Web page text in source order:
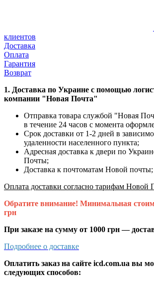
клиентов
Доставка
Оплата
Гарантия
Возврат
1. Доставка по Украине с помощью
компании "Новая Почта"
Отправка товара службой "Новая
в течение 24 часов с момента
Срок доставки от 1-2 дней в
удаленности населенного пункта;
Адресная доставка к двери по
Почты;
Доставка к почтоматам Новой почты;
Оплата доставки согласно тарифам Новой
Обратите внимание! Минимальная
грн
При заказе на сумму от 1000 грн —
Подробнее о доставке
Оплатить заказ на сайте icd.com.ua вы
следующих способов: